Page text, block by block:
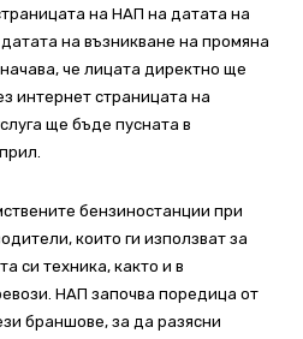
на НАП на датата на
на възникване на промяна
че лицата директно ще
интернет страницата на
ще бъде пусната в
бензиностанции при
които ги използват за
си техника, както и в
НАП започва поредица от
браншове, за да разясни